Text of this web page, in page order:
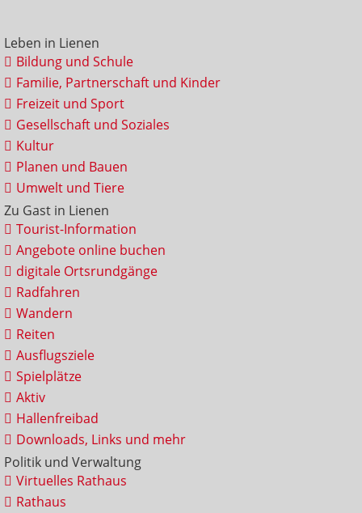
Leben in Lienen
Bildung und Schule
Familie, Partnerschaft und Kinder
Freizeit und Sport
Gesellschaft und Soziales
Kultur
Planen und Bauen
Umwelt und Tiere
Zu Gast in Lienen
Tourist-Information
Angebote online buchen
digitale Ortsrundgänge
Radfahren
Wandern
Reiten
Ausflugsziele
Spielplätze
Aktiv
Hallenfreibad
Downloads, Links und mehr
Politik und Verwaltung
Virtuelles Rathaus
Rathaus